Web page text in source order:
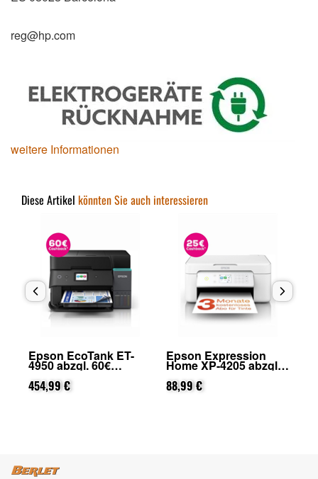
reg@hp.com
weitere Informationen
Diese Artikel könnten Sie auch interessieren
Epson EcoTank ET-
4950 abzgl. 60€
Cashback (von Epson
nach Registrierung)
454,99 €
Epson Expression
Home XP-4205 abzgl.
25€ Cashback (von
Epson nach
Registrierung)
88,99 €